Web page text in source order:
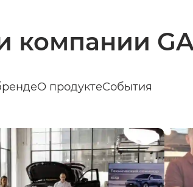
компании
О продуктеСобытия